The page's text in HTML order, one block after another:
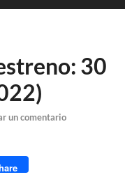
30
un comentario